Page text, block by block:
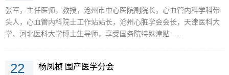
张军，主任医师，教授，沧州市中心医院副院长，心血管内科学科带
头人，心血管内科院士工作站站长，沧州心脏学会会长，天津医科大
学、河北医科大学博士生导师，享受国务院特殊津贴……
22 杨凤桢 围产医学分会